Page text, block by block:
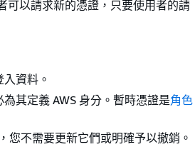
可以請求新的憑證，只要使用者的請
資料。
其定義 AWS 身分。暫時憑證是角色
您不需要更新它們或明確予以撤銷。